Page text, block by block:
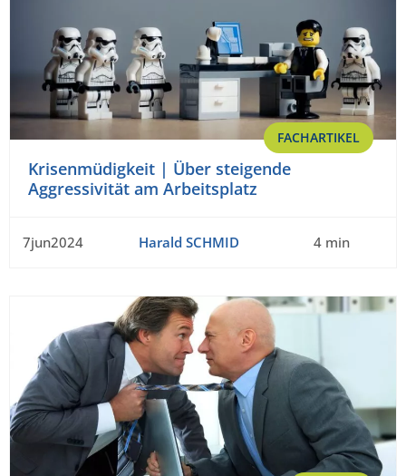
FACHARTIKEL
Krisenmüdigkeit | Über steigende
Aggressivität am Arbeitsplatz
7jun2024 Harald SCHMID 4 min